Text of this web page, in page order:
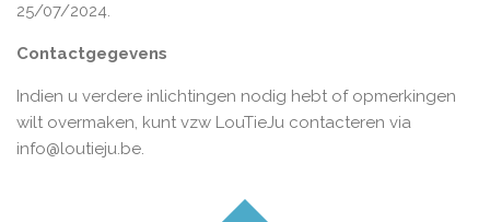
25/07/2024.
Contactgegevens
Indien u verdere inlichtingen nodig hebt of opmerkingen
wilt overmaken, kunt vzw LouTieJu contacteren via
info@loutieju.be.